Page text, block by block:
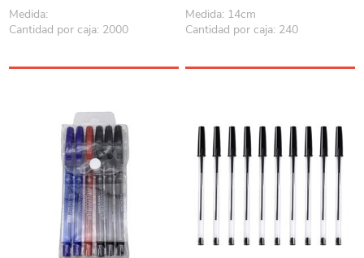
Medida:
Cantidad por caja: 2000
Medida: 14cm
Cantidad por caja: 240